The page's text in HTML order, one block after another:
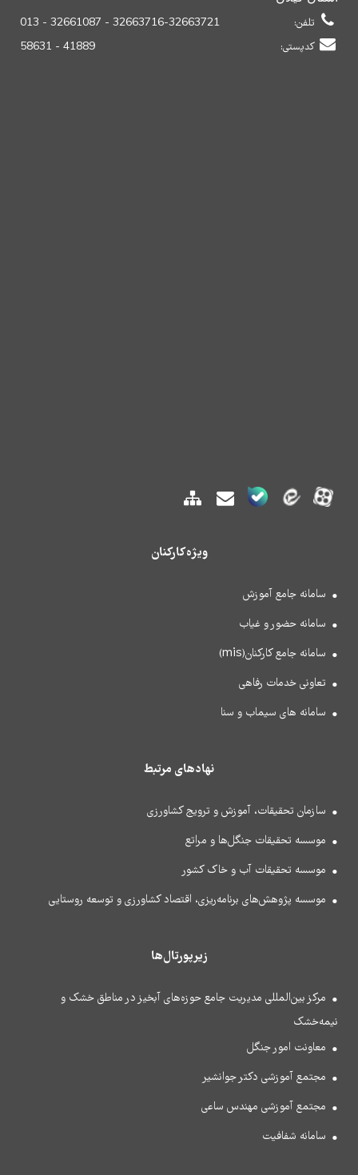
تلفن:
32663716-32663721 - 32661087 - 013
کدپستی:
41889 - 58631
ویژه کارکنان
سامانه جامع آموزش
سامانه حضور و غیاب
سامانه جامع کارکنان(mis)
تعاونی خدمات رفاهی
سامانه های سیماب و سنا
نهادهای مرتبط
سازمان تحقیقات، آموزش و ترویج کشاورزی
موسسه تحقیقات جنگل‌ها و مراتع
موسسه تحقیقات آب و خاک کشور
موسسه پژوهش‌های برنامه‌ریزی، اقتصاد کشاورزی و توسعه روستایی
زیرپورتال‌ها
مرکز بین‌المللی مدیریت جامع حوزه‌های آبخیز در مناطق خشک و
نیمه‌خشک
معاونت امور جنگل
مجتمع آموزشی دکتر جوانشیر
مجتمع آموزشی مهندس ساعی
سامانه شفافیت